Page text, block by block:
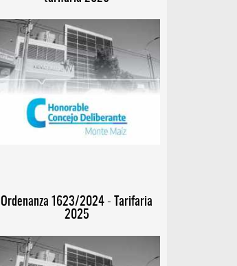
Ordenanza 1623/2024 - Tarifaria
2025